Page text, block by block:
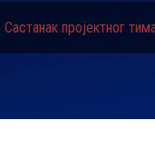
Састанак пројектног